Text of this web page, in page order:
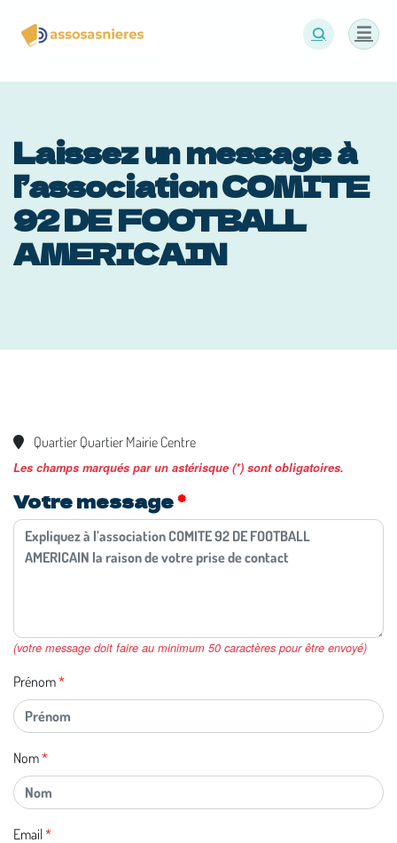
Laissez un message à
l’association COMITE
92 DE FOOTBALL
AMERICAIN
Quartier Quartier Mairie Centre
Les champs marqués par un astérisque (*) sont obligatoires.
Votre message
(votre message doit faire au minimum 50 caractères pour être envoyé)
Prénom
Nom
Email